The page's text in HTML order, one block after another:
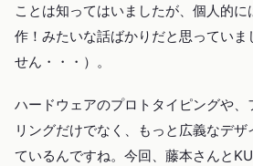
ことは知ってはいましたが、個人的
作！みたいな話ばかりだと思っていま
せん・・・）。
ハードウェアのプロトタイピングや
リングだけでなく、もっと広義なデザ
ているんですね。今回、藤本さんと